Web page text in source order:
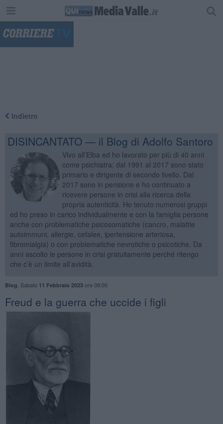
Indietro
DISINCANTATO — il Blog di Adolfo Santoro
Vivo all’Elba ed ho lavorato per più di 40 anni
come psichiatra; dal 1991 al 2017 sono stato
primario e dirigente di secondo livello. Dal
2017 sono in pensione e ho continuato a
ricevere persone in crisi alla ricerca della
propria autenticità. Ho tenuto numerosi gruppi
ed ho preso in carico individualmente e con la famiglia persone
anche con problematiche psicosomatiche (cancro, malattie
autoimmuni, allergie, cefalee, ipertensione arteriosa,
fibromialgia) o con problematiche nevrotiche o psicotiche. Da
anni ascolto le persone in crisi gratuitamente perché ritengo
che c’è un limite all’avidità.
Blog Sabato 11 Febbraio 2023ore 09:00
​Freud e la guerra che uccide i figli